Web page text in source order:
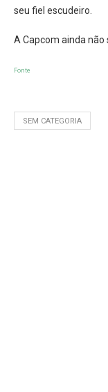
seu fiel escudeiro.
A Capcom ainda não
Fonte
SEM CATEGORIA